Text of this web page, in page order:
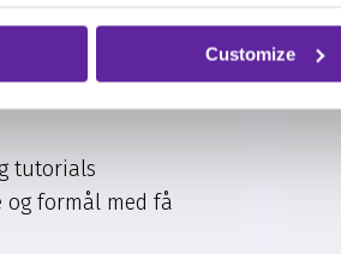
Customize
eller
intelligente
dine idéer
tutorials
formål med få